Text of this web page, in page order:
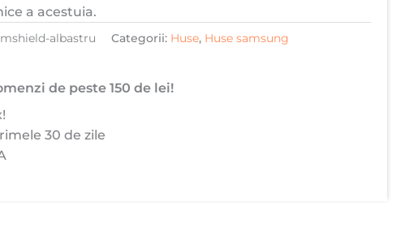
a acestuia.
albastru Categorii: Huse, Huse samsung
de peste 150 de lei!
30 de zile